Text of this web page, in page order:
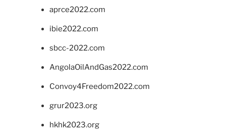
aprce2022.com
ibie2022.com
sbcc-2022.com
AngolaOilAndGas2022.com
Convoy4Freedom2022.com
grur2023.org
hkhk2023.org